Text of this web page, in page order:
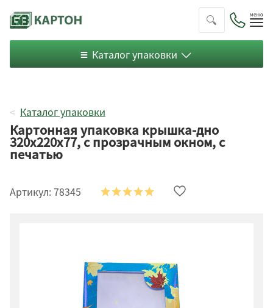
Каталог упаковки
Каталог упаковки
Картонная упаковка крышка-дно
320х220х77, с прозрачным окном, с
печатью
Артикул: 78345